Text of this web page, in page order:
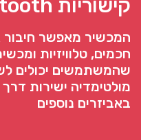
קישוריות Bluetooth מתקדמת
המכשיר מאפשר חיבור
חכמים, טלוויזיות
שהמשתמשים יכולים
מולטימדיה ישירות
באביזרים נוספים